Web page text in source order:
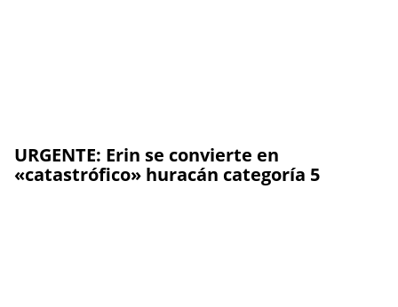
URGENTE: Erin se convierte en
«catastrófico» huracán categoría 5